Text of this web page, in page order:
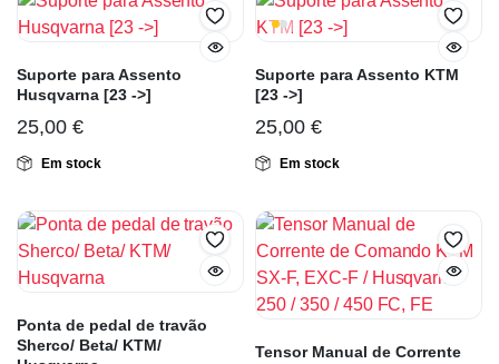
Suporte para Assento
Husqvarna [23 ->]
25,00 €
Em stock
Suporte para Assento KTM
[23 ->]
25,00 €
Em stock
Ponta de pedal de travão
Sherco/ Beta/ KTM/
Tensor Manual de Corrente